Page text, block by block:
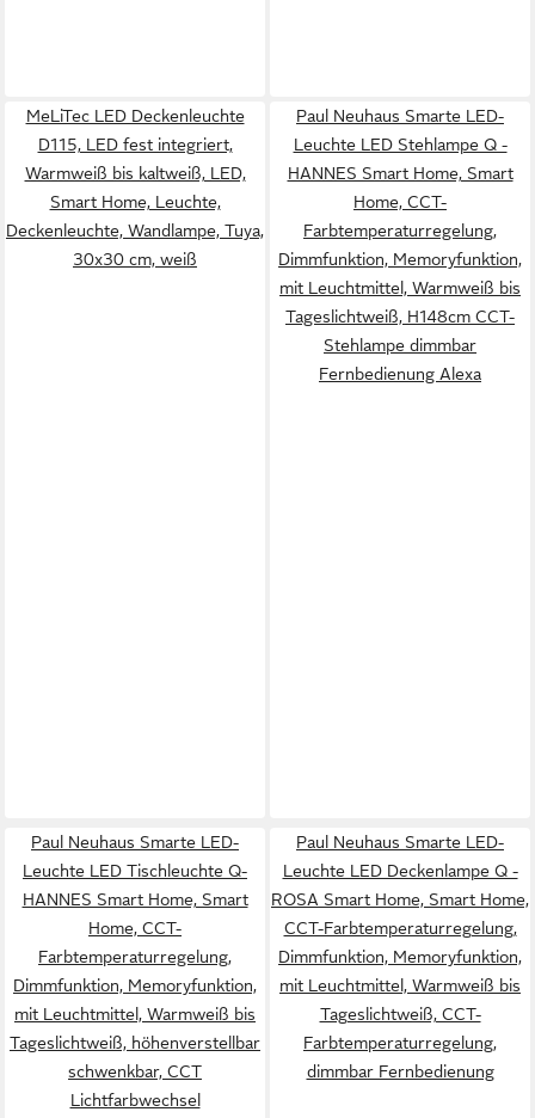
MeLiTec LED Deckenleuchte
D115, LED fest integriert,
Warmweiß bis kaltweiß, LED,
Smart Home, Leuchte,
Deckenleuchte, Wandlampe, Tuya,
30x30 cm, weiß
Paul Neuhaus Smarte LED-
Leuchte LED Stehlampe Q -
HANNES Smart Home, Smart
Home, CCT-
Farbtemperaturregelung,
Dimmfunktion, Memoryfunktion,
mit Leuchtmittel, Warmweiß bis
Tageslichtweiß, H148cm CCT-
Stehlampe dimmbar
Fernbedienung Alexa
Paul Neuhaus Smarte LED-
Leuchte LED Tischleuchte Q-
HANNES Smart Home, Smart
Home, CCT-
Farbtemperaturregelung,
Dimmfunktion, Memoryfunktion,
mit Leuchtmittel, Warmweiß bis
Tageslichtweiß, höhenverstellbar
schwenkbar, CCT
Lichtfarbwechsel
Paul Neuhaus Smarte LED-
Leuchte LED Deckenlampe Q -
ROSA Smart Home, Smart Home,
CCT-Farbtemperaturregelung,
Dimmfunktion, Memoryfunktion,
mit Leuchtmittel, Warmweiß bis
Tageslichtweiß, CCT-
Farbtemperaturregelung,
dimmbar Fernbedienung